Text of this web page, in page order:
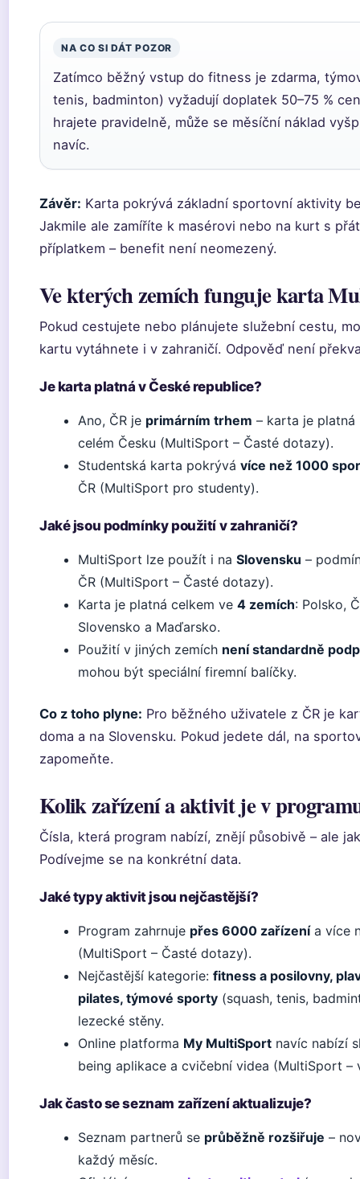
NA CO SI DÁT POZOR
Zatímco běžný vstup do fitness je zdarma,
tenis, badminton) vyžadují doplatek 50–75 %
hrajete pravidelně, může se měsíční náklad
navíc.
Závěr: Karta pokrývá základní sportovní aktivity
Jakmile ale zamíříte k masérovi nebo na kurt s
příplatkem – benefit není neomezený.
Ve kterých zemích funguje karta
Pokud cestujete nebo plánujete služební cestu,
kartu vytáhnete i v zahraničí. Odpověď není
Je karta platná v České republice?
Ano, ČR je primárním trhem – karta je
celém Česku (MultiSport – Časté dotazy).
Studentská karta pokrývá více než 1000
ČR (MultiSport pro studenty).
Jaké jsou podmínky použití v zahraničí?
MultiSport lze použít i na Slovensku –
ČR (MultiSport – Časté dotazy).
Karta je platná celkem ve 4 zemích: Polsko,
Slovensko a Maďarsko.
Použití v jiných zemích není standardně
mohou být speciální firemní balíčky.
Co z toho plyne: Pro běžného uživatele z ČR je
doma a na Slovensku. Pokud jedete dál, na
zapomeňte.
Kolik zařízení a aktivit je v
Čísla, která program nabízí, znějí působivě – ale
Podívejme se na konkrétní data.
Jaké typy aktivit jsou nejčastější?
Program zahrnuje přes 6000 zařízenía více
(MultiSport – Časté dotazy).
Nejčastější kategorie: fitness a posilovny,
pilates, týmové sporty (squash, tenis,
lezecké stěny.
Online platforma My MultiSport navíc nabízí
being aplikace a cvičební videa (MultiSport –
Jak často se seznam zařízení aktualizuje?
Seznam partnerů se průběžně rozšiřuje –
každý měsíc.